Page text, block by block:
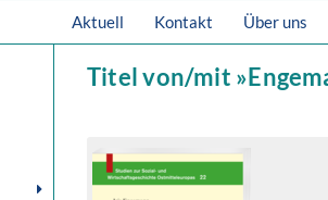
Aktuell Kontakt Über uns
Titel von/mit